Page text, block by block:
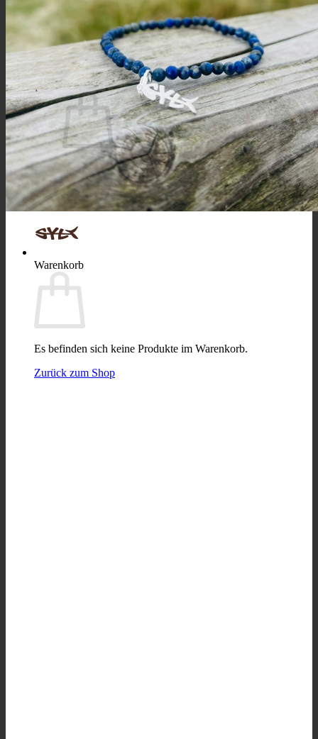
Suchen
nach:
Warenkorb /0,00€
Es befinden sich keine Produkte im Warenkorb.
Zurück zum Shop
Warenkorb
Es befinden sich keine Produkte im Warenkorb.
Zurück zum Shop